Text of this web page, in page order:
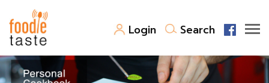
Login Search
สูตรอาหาร